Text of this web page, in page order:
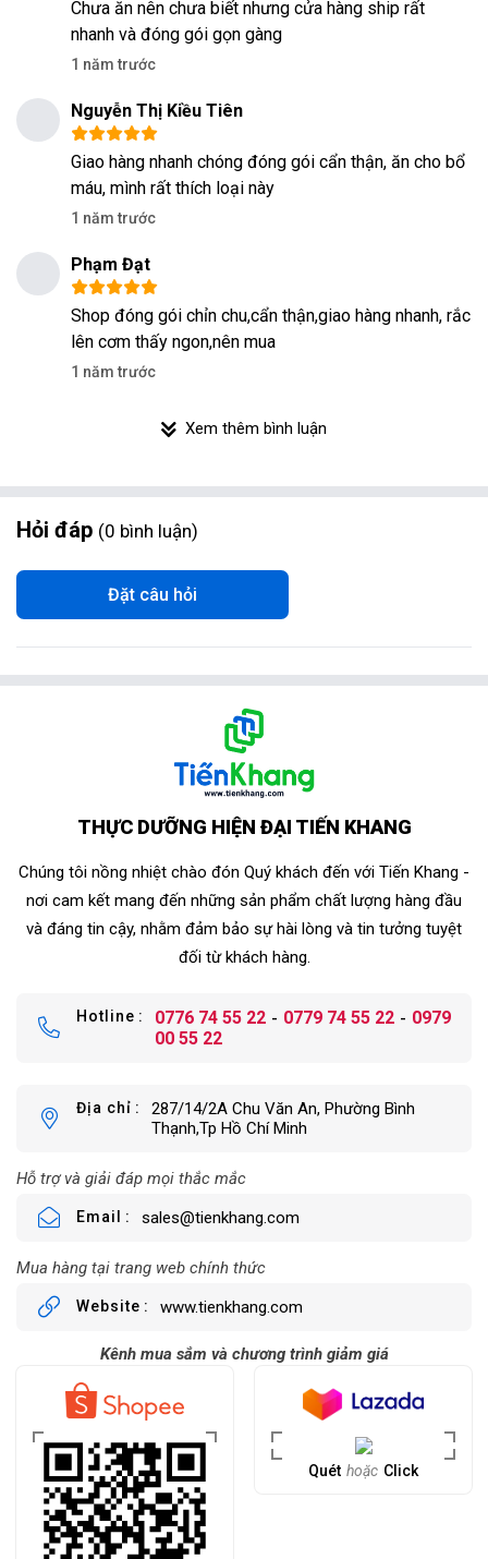
Chưa ăn nên chưa biết nhưng cửa hàng ship rất
nhanh và đóng gói gọn gàng
1 năm trước
Nguyễn Thị Kiều Tiên
Giao hàng nhanh chóng đóng gói cẩn thận, ăn cho bổ
máu, mình rất thích loại này
1 năm trước
Phạm Đạt
Shop đóng gói chỉn chu,cẩn thận,giao hàng nhanh, rắc
lên cơm thấy ngon,nên mua
1 năm trước
Xem thêm bình luận
Hỏi đáp 0 bình luận
Đặt câu hỏi
THỰC DƯỠNG HIỆN ĐẠI TIẾN KHANG
Chúng tôi nồng nhiệt chào đón Quý khách đến với Tiến Khang -
nơi cam kết mang đến những sản phẩm chất lượng hàng đầu
và đáng tin cậy, nhằm đảm bảo sự hài lòng và tin tưởng tuyệt
đối từ khách hàng.
Hotline 0776 74 55 22 0779 74 55 22
0979
00 55 22
Địa chỉ
287/14/2A Chu Văn An, Phường Bình
Thạnh,Tp Hồ Chí Minh
Hỗ trợ và giải đáp mọi thắc mắc
Email sales@tienkhang.com
Mua hàng tại trang web chính thức
Website www.tienkhang.com
Kênh mua sắm và chương trình giảm giá
Quét hoặc Click